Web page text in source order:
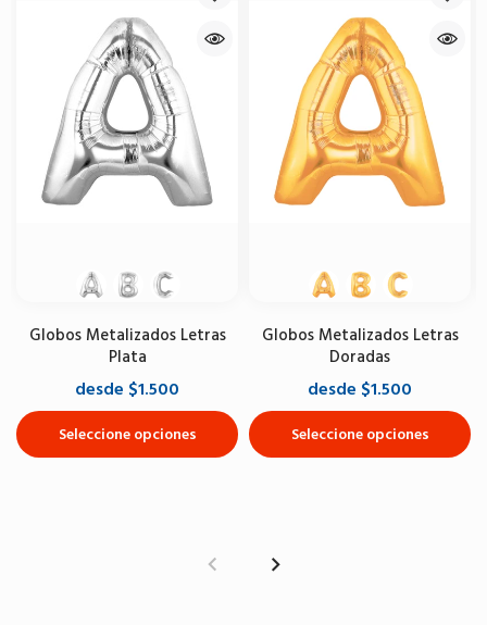
Globos Metalizados Letras
Plata
desde $1.500
Seleccione opciones
Globos Metalizados Letras
Doradas
desde $1.500
Seleccione opciones